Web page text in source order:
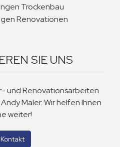
Trockenbau
Renovationen
SIE UNS
und Renovationsarbeiten
Maler. Wir helfen Ihnen
weiter!